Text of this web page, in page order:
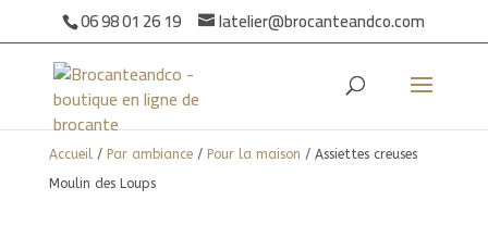
06 98 01 26 19 latelier@brocanteandco.com
Accueil/ Par ambiance/ Pour la maison / Assiettes creuses
Moulin des Loups